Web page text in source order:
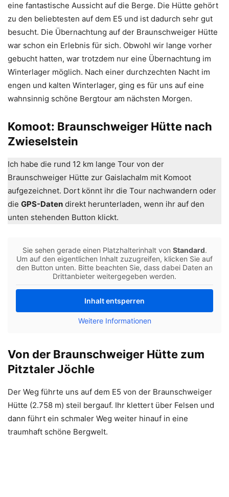
eine fantastische Aussicht auf die Berge. Die Hütte gehört
zu den beliebtesten auf dem E5 und ist dadurch sehr gut
besucht. Die Übernachtung auf der Braunschweiger Hütte
war schon ein Erlebnis für sich. Obwohl wir lange vorher
gebucht hatten, war trotzdem nur eine Übernachtung im
Winterlager möglich. Nach einer durchzechten Nacht im
engen und kalten Winterlager, ging es für uns auf eine
wahnsinnig schöne Bergtour am nächsten Morgen.
Komoot: Braunschweiger Hütte nach
Zwieselstein
Ich habe die rund 12 km lange Tour von der
Braunschweiger Hütte zur Gaislachalm mit Komoot
aufgezeichnet. Dort könnt ihr die Tour nachwandern oder
die GPS-Daten direkt herunterladen, wenn ihr auf den
unten stehenden Button klickt.
Sie sehen gerade einen Platzhalterinhalt von Standard.
Um auf den eigentlichen Inhalt zuzugreifen, klicken Sie auf
den Button unten. Bitte beachten Sie, dass dabei Daten an
Drittanbieter weitergegeben werden.
Inhalt entsperren
Weitere Informationen
Von der Braunschweiger Hütte zum
Pitztaler Jöchle
Der Weg führte uns auf dem E5 von der Braunschweiger
Hütte (2.758 m) steil bergauf. Ihr klettert über Felsen und
dann führt ein schmaler Weg weiter hinauf in eine
traumhaft schöne Bergwelt.